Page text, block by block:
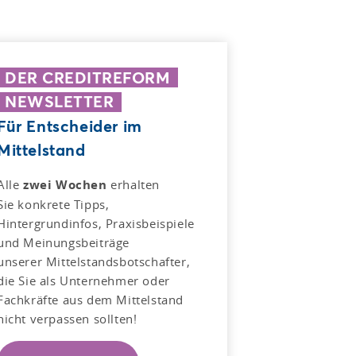
DER CREDITREFORM
NEWSLETTER
Entscheider im
zwei Wochen erhalten
konkrete Tipps,
Praxisbeispiele
Meinungsbeiträge
Mittelstandsbotschafter,
Sie als Unternehmer oder
aus dem Mittelstand
verpassen sollten!